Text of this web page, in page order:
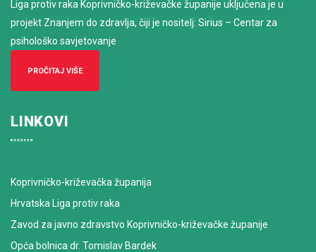
Liga protiv raka Koprivničko-križevačke županije uključena je u
projekt Znanjem do zdravlja, čiji je nositelj: Sirius – Centar za
psihološko savjetovanje
PROČITAJ VIŠE
LINKOVI
Koprivničko-križevačka županija
Hrvatska Liga protiv raka
Zavod za javno zdravstvo Koprivničko-križevačke županije
Opća bolnica dr. Tomislav Bardek